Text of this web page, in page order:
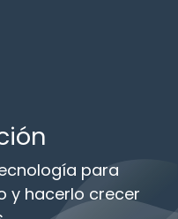
para
y hacerlo crecer